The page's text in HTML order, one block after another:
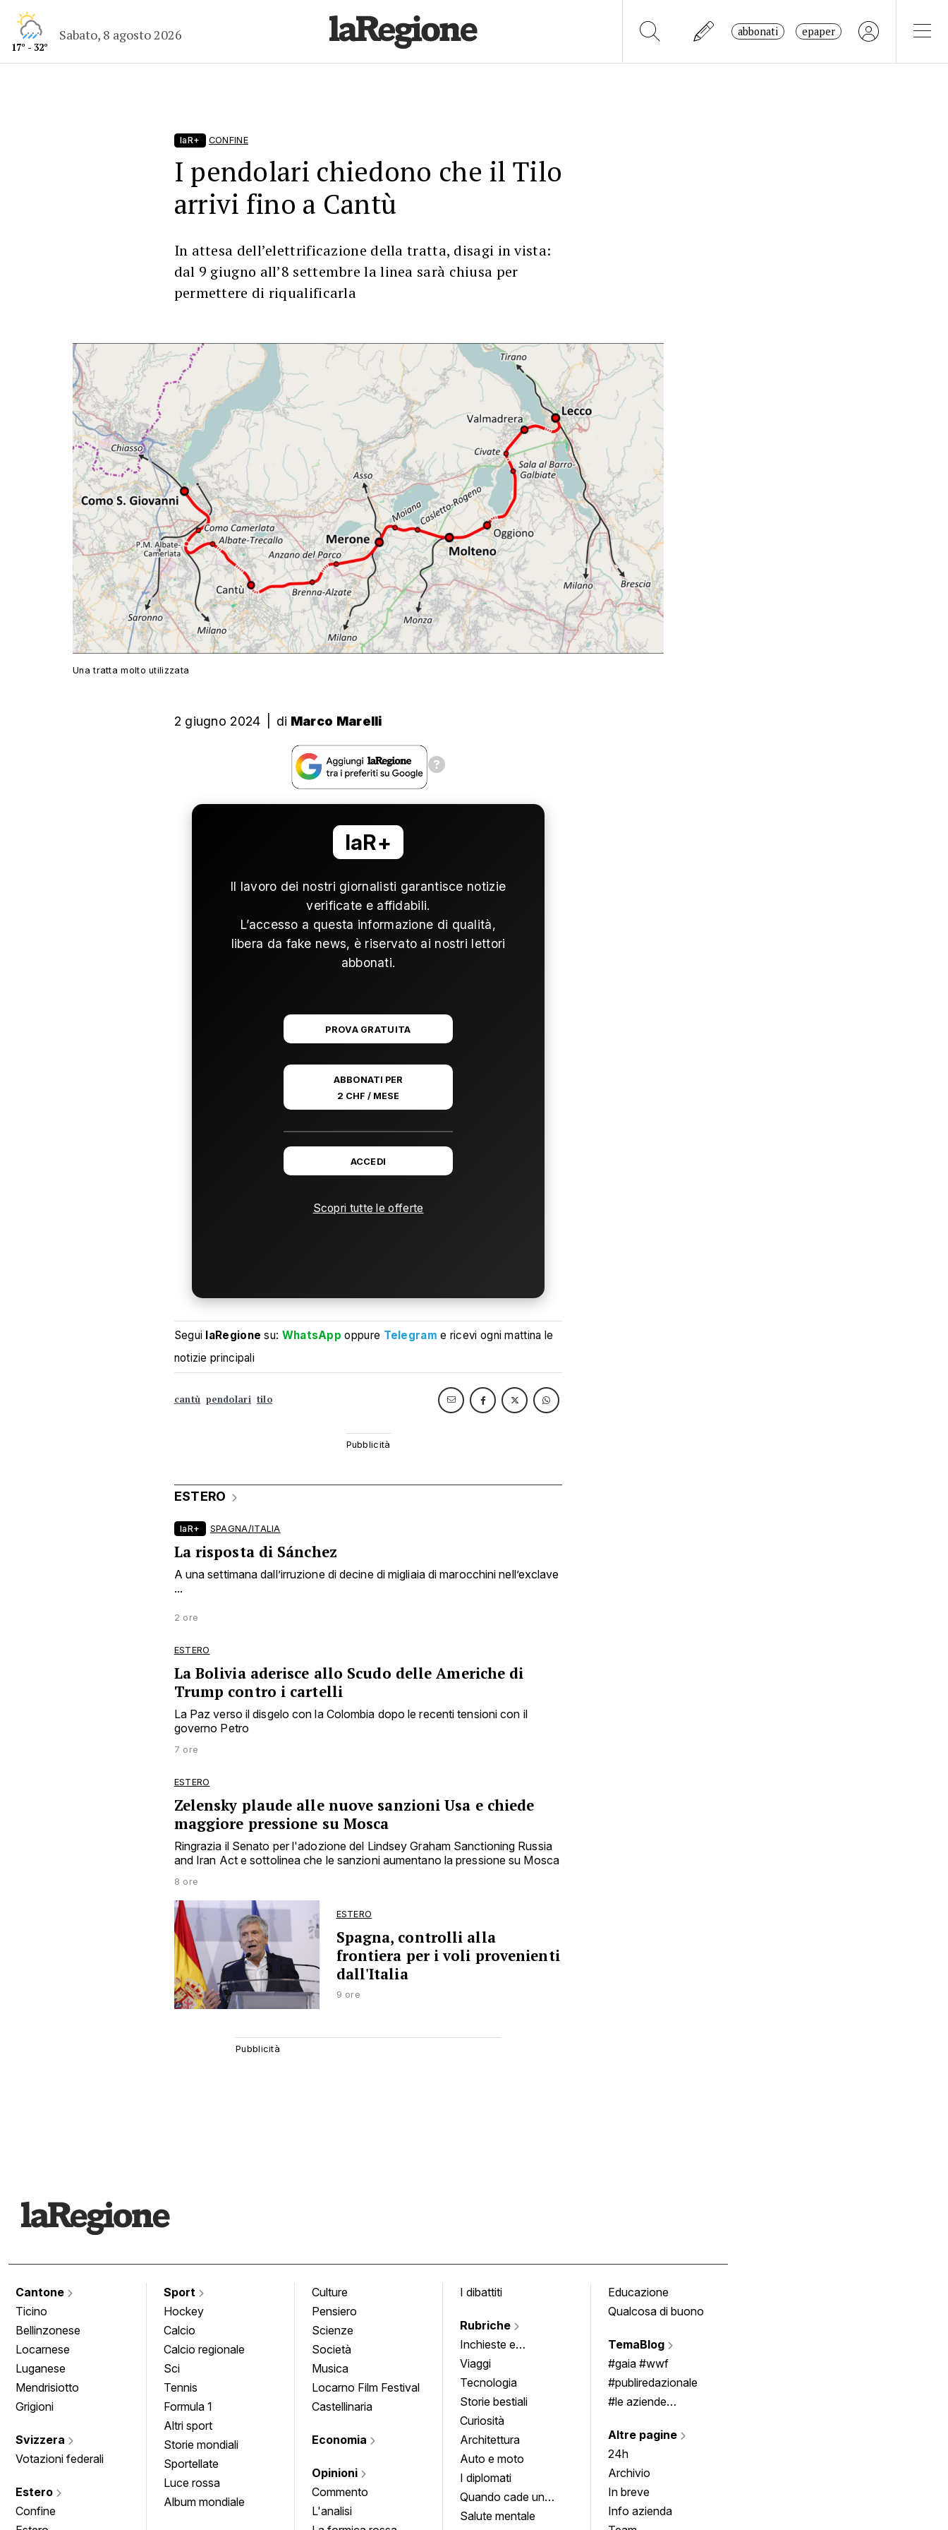
17° - 32°
Sabato, 8 agosto 2026 abbonati epaper
laR+ CONFINE
I pendolari chiedono che il Tilo
arrivi fino a Cantù
In attesa dell’elettrificazione della tratta, disagi in vista:
dal 9 giugno all’8 settembre la linea sarà chiusa per
permettere di riqualificarla
Una tratta molto utilizzata
2 giugno 2024 di Marco Marelli
laR+
Il lavoro dei nostri giornalisti garantisce notizie
verificate e affidabili.
L’accesso a questa informazione di qualità,
libera da fake news, è riservato ai nostri lettori
abbonati.
PROVA GRATUITA
ABBONATI PER
2 CHF / MESE
ACCEDI
Scopri tutte le offerte
Segui laRegione su: WhatsApp oppure Telegram e ricevi ogni mattina le
notizie principali
cantù pendolari tilo
ESTERO
laR+ SPAGNA/ITALIA
La risposta di Sánchez
A una settimana dall’irruzione di decine di migliaia di marocchini nell’exclave
...
2 ore
ESTERO
La Bolivia aderisce allo Scudo delle Americhe di
Trump contro i cartelli
La Paz verso il disgelo con la Colombia dopo le recenti tensioni con il
governo Petro
7 ore
ESTERO
Zelensky plaude alle nuove sanzioni Usa e chiede
maggiore pressione su Mosca
Ringrazia il Senato per l'adozione del Lindsey Graham Sanctioning Russia
and Iran Act e sottolinea che le sanzioni aumentano la pressione su Mosca
8 ore
ESTERO
Spagna, controlli alla
frontiera per i voli provenienti
dall'Italia
9 ore
Cantone
Ticino
Bellinzonese
Locarnese
Luganese
Mendrisiotto
Grigioni
Svizzera
Votazioni federali
Estero
Confine
Sport
Hockey
Calcio
Calcio regionale
Sci
Tennis
Formula 1
Altri sport
Storie mondiali
Sportellate
Luce rossa
Album mondiale
Culture
Pensiero
Scienze
Società
Musica
Locarno Film Festival
Castellinaria
Economia
Opinioni
Commento
L'analisi
I dibattiti
Rubriche
Inchieste e
approfondimenti
Viaggi
Tecnologia
Storie bestiali
Curiosità
Architettura
Auto e moto
I diplomati
Quando cade un
quadro
Salute mentale
Educazione
Qualcosa di buono
TemaBlog
#gaia #wwf
#publiredazionale
#le aziende
Altre pagine
24h
Archivio
In breve
Info azienda